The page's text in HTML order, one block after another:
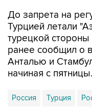
До запрета на
Турцией летали
турецкой
ранее сообщил о
Анталью и
начиная с пятницы.
Россия Турция